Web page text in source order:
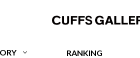
RANKING